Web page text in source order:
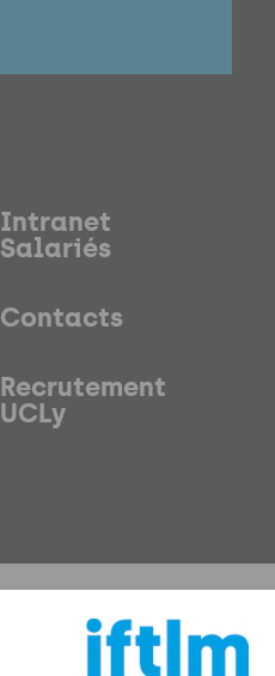
Intranet
Salariés
Contacts
Recrutement
UCLy